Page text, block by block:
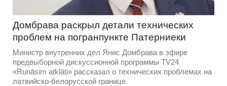
Домбравa раскрыл детали технических
проблем на погранпункте Патерниеки
Министр внутренних дел Янис Домбрава в эфире
предвыборной дискуссионной программы TV24
«Runāsim atklāti» рассказал о технических проблемах на
латвийско-белорусской границе.